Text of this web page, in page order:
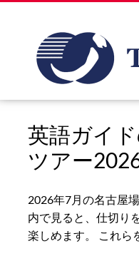
英語ガイ
ツアー
2026年7月の名古屋
内で見ると、仕切り
楽しめます。 これら